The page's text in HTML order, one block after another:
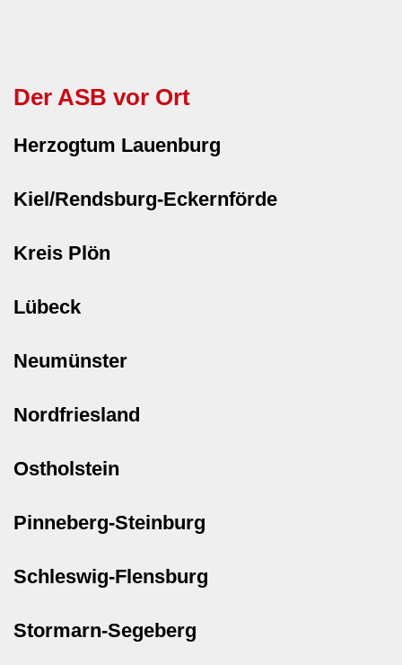
Der ASB vor Ort
Herzogtum Lauenburg
Kiel/Rendsburg-Eckernförde
Kreis Plön
Lübeck
Neumünster
Nordfriesland
Ostholstein
Pinneberg-Steinburg
Schleswig-Flensburg
Stormarn-Segeberg